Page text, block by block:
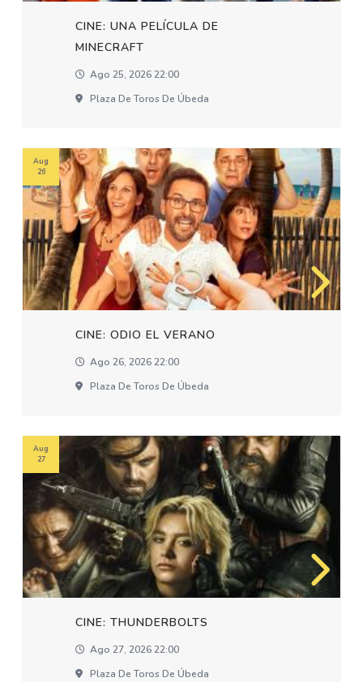
CINE: UNA PELÍCULA DE
MINECRAFT
Ago 25, 2026 22:00
Plaza De Toros De Úbeda
CINE: ODIO EL VERANO
Ago 26, 2026 22:00
Plaza De Toros De Úbeda
Aug
26
CINE: THUNDERBOLTS
Ago 27, 2026 22:00
Plaza De Toros De Úbeda
Aug
27